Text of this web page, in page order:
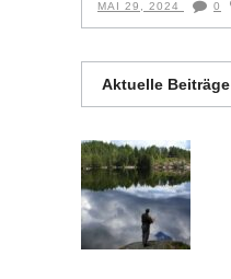
MAI 29, 2024 0
Aktuelle Beiträge